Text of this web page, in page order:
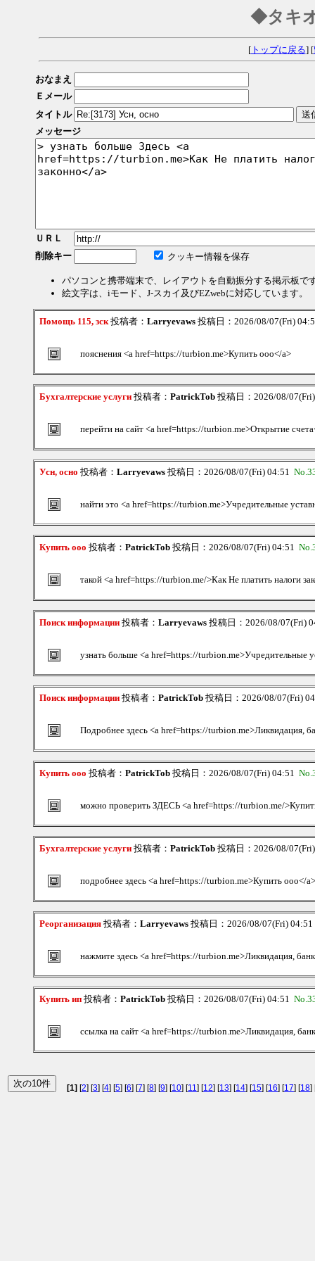
◆タキ
[トップに戻る] [
おなまえ
Ｅメール
タイトル
メッセージ
ＵＲＬ
削除キー
クッキー情報を保存
パソコンと携帯端末で、レイアウトを自動振分する掲示板で
絵文字は、iモード、J-スカイ及びEZwebに対応しています。
Помощь 115, зск投稿者： Larryevaws 投稿日：2026/08/07(Fri)
пояснения <a href=https://turbion.me>Купить ооо</a>
Бухгалтерские услуги 投稿者： PatrickTob 投稿日：2026/08/
перейти на сайт <a href=https://turbion.me>Открытие
Усн, осно 投稿者： Larryevaws 投稿日：2026/08/07(Fri) 04:51
найти это <a href=https://turbion.me>Учредительные
Купить ооо 投稿者： PatrickTob 投稿日：2026/08/07(Fri) 04:51
такой <a href=https://turbion.me/>Как Не платить налоги
Поиск информации 投稿者： Larryevaws 投稿日：2026/08/07(Fri)
узнать больше <a href=https://turbion.me>Учредительные
Поиск информации 投稿者： PatrickTob 投稿日：2026/08/07(Fri)
Подробнее здесь <a href=https://turbion.me>Ликвидация,
Купить ооо 投稿者： PatrickTob 投稿日：2026/08/07(Fri) 04:51
можно проверить ЗДЕСЬ <a href=https://turbion.me/
Бухгалтерские услуги 投稿者： PatrickTob 投稿日：2026/08/
подробнее здесь <a href=https://turbion.me>Купить ооо</a>
Реорганизация 投稿者： Larryevaws 投稿日：2026/08/07(Fri)
нажмите здесь <a href=https://turbion.me>Ликвидация,
Купить ип 投稿者： PatrickTob 投稿日：2026/08/07(Fri) 04:51
ссылка на сайт <a href=https://turbion.me>Ликвидация,
[1] [2] [3] [4] [5] [6] [7] [8] [9] [10] [11] [12] [13] [14] [15] [16] [17] [18]